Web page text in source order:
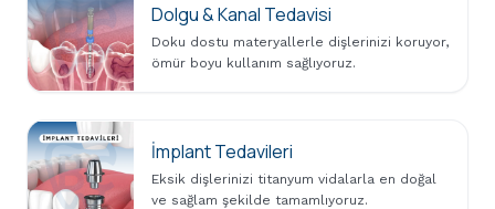
Dolgu & Kanal Tedavisi
Doku dostu materyallerle dişlerinizi koruyor,
ömür boyu kullanım sağlıyoruz.
İmplant Tedavileri
Eksik dişlerinizi titanyum vidalarla en doğal
ve sağlam şekilde tamamlıyoruz.